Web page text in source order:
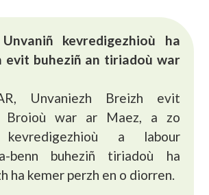
kevredigezhioù ha
evit buheziñ an tiriadoù war
Unvaniezh Breizh evit
Broioù war ar Maez, a zo
kevredigezhioù a labour
benn buheziñ tiriadoù ha
ha kemer perzh en o diorren.